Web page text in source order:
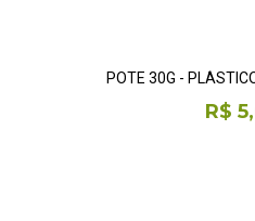
POTE 30G -
R$